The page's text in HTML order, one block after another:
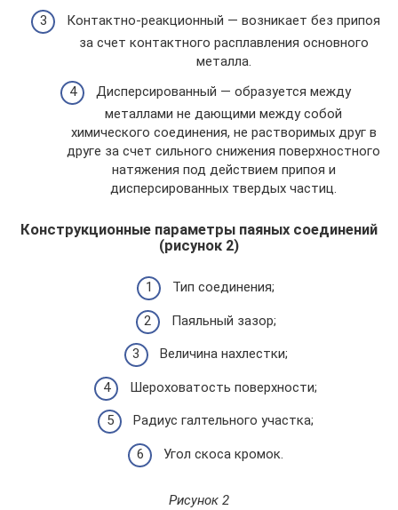
Контактно-реакционный — возникает без припоя
за счет контактного расплавления основного
металла.
Дисперсированный — образуется между
металлами не дающими между собой
химического соединения, не растворимых друг в
друге за счет сильного снижения поверхностного
натяжения под действием припоя и
дисперсированных твердых частиц.
Конструкционные параметры паяных соединений
(рисунок 2)
Тип соединения;
Паяльный зазор;
Величина нахлестки;
Шероховатость поверхности;
Радиус галтельного участка;
Угол скоса кромок.
Рисунок 2